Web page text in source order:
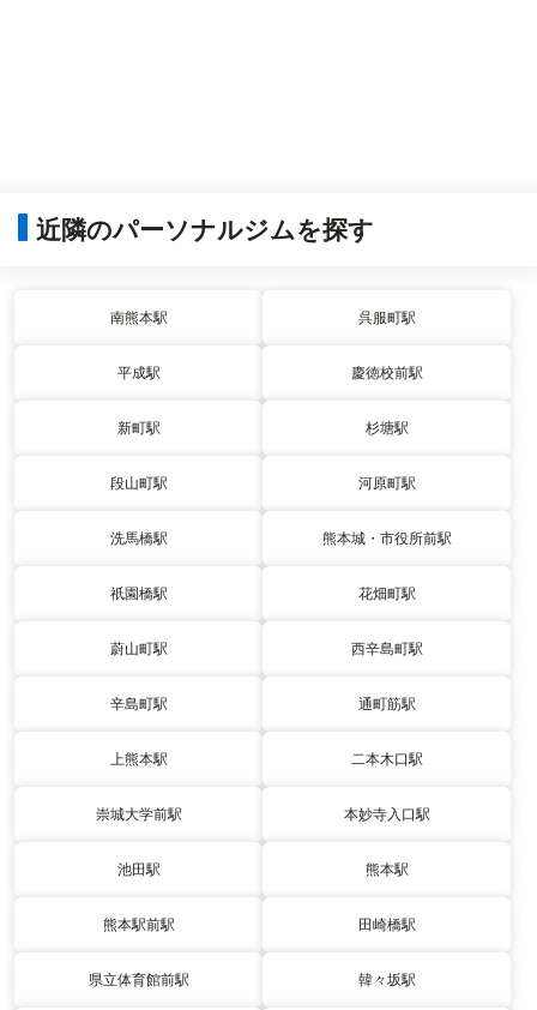
近隣のパーソナルジムを探す
南熊本駅 呉服町駅
平成駅 慶徳校前駅
新町駅 杉塘駅
段山町駅 河原町駅
洗馬橋駅 熊本城・市役所前駅
祇園橋駅 花畑町駅
蔚山町駅 西辛島町駅
辛島町駅 通町筋駅
上熊本駅 二本木口駅
崇城大学前駅 本妙寺入口駅
池田駅 熊本駅
熊本駅前駅 田崎橋駅
県立体育館前駅 韓々坂駅